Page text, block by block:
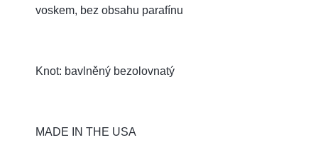
voskem, bez obsahu parafínu
Knot: bavlněný bezolovnatý
MADE IN THE USA